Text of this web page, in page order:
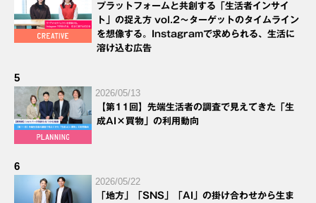
プラットフォームと共創する「生活者インサイ
ト」の捉え方 vol.2～ターゲットのタイムライン
を想像する。Instagramで求められる、生活に
溶け込む広告
5
2026/05/13
【第11回】先端生活者の調査で見えてきた「生
成AI×買物」の利用動向
6
2026/05/22
「地方」「SNS」「AI」の掛け合わせから生ま